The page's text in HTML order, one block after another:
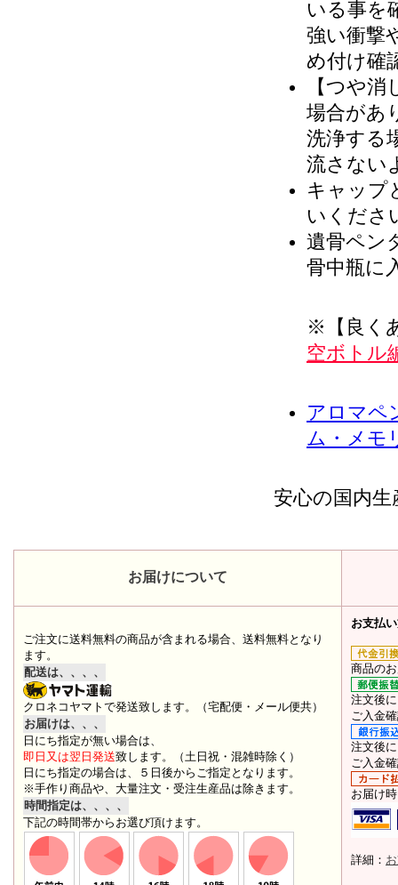
いる事を
強い衝撃
め付け確
【つや
場合があ
洗浄する
流さない
キャップ
いくださ
遺骨ペン
骨中瓶に
※【良く
空ボトル
アロマペ
ム・メモ
安心の国内生
お届けについて
ご注文に送料無料の商品が含まれる場合、送料無料となり
ます。
配送は、、、、
クロネコヤマトで発送致します。（宅配便・メール便共）
お届けは、、、
日にち指定が無い場合は、
即日又は翌日発送致します。（土日祝・混雑時除く）
日にち指定の場合は、５日後からご指定となります。
※手作り商品や、大量注文・受注生産品は除きます。
時間指定は、、、、
下記の時間帯からお選び頂けます。
お支払
商品の
注文後
ご入金
注文後
ご入金
お届け
詳細：